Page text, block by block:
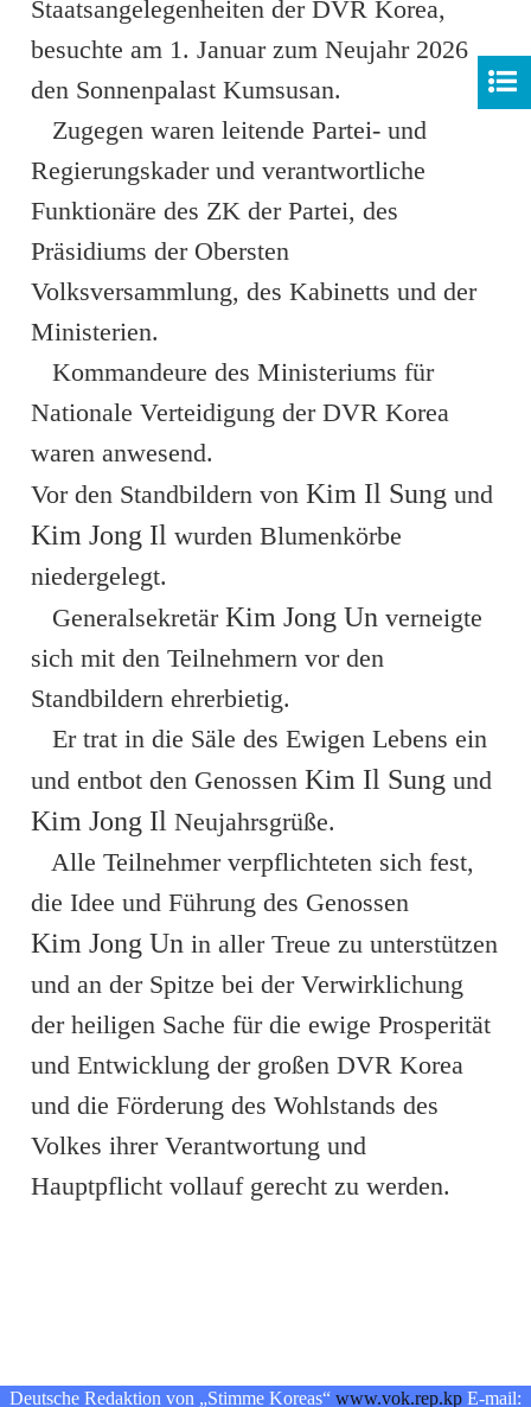
Staatsangelegenheiten der DVR Korea,
besuchte am 1. Januar zum Neujahr 2026
den Sonnenpalast Kumsusan.
Zugegen waren leitende Partei- und
Regierungskader und verantwortliche
Funktionäre des ZK der Partei, des
Präsidiums der Obersten
Volksversammlung, des Kabinetts und der
Ministerien.
Kommandeure des Ministeriums für
Nationale Verteidigung der DVR Korea
waren anwesend.
Vor den Standbildern von Kim Il Sung und
Kim Jong Il wurden Blumenkörbe
niedergelegt.
Generalsekretär Kim Jong Un verneigte
sich mit den Teilnehmern vor den
Standbildern ehrerbietig.
Er trat in die Säle des Ewigen Lebens ein
und entbot den Genossen Kim Il Sung und
Kim Jong Il Neujahrsgrüße.
Alle Teilnehmer verpflichteten sich fest,
die Idee und Führung des Genossen
Kim Jong Un in aller Treue zu unterstützen
und an der Spitze bei der Verwirklichung
der heiligen Sache für die ewige Prosperität
und Entwicklung der großen DVR Korea
und die Förderung des Wohlstands des
Volkes ihrer Verantwortung und
Hauptpflicht vollauf gerecht zu werden.
Deutsche Redaktion von „Stimme Koreas“ www.vok.rep.kp E-mail: